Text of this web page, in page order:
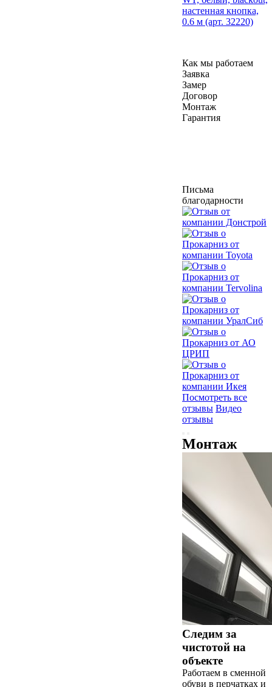
настенная кнопка,
0.6 м (арт. 32220)
Как мы работаем
Заявка
Замер
Договор
Монтаж
Гарантия
Письма
благодарности
Посмотреть все
отзывы Видео
отзывы
Монтаж
Следим за
чистотой на
объекте
Работаем в сменной
обуви в перчатках и